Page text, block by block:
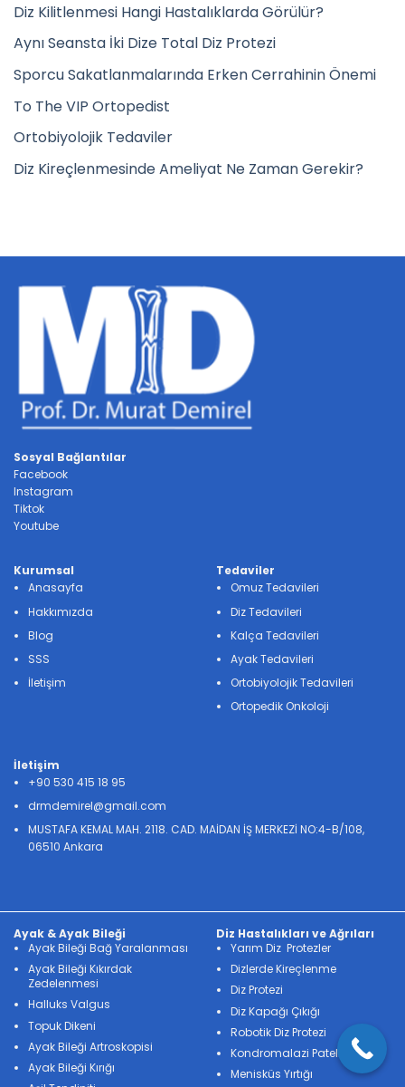
Diz Kilitlenmesi Hangi Hastalıklarda Görülür?
Aynı Seansta İki Dize Total Diz Protezi
Sporcu Sakatlanmalarında Erken Cerrahinin Önemi
To The VIP Ortopedist
Ortobiyolojik Tedaviler
Diz Kireçlenmesinde Ameliyat Ne Zaman Gerekir?
Sosyal Bağlantılar
Facebook
Instagram
Tiktok
Youtube
Kurumsal
Anasayfa
Hakkımızda
Blog
SSS
İletişim
Tedaviler
Omuz Tedavileri
Diz Tedavileri
Kalça Tedavileri
Ayak Tedavileri
Ortobiyolojik Tedavileri
Ortopedik Onkoloji
İletişim
+90 530 415 18 95
drmdemirel@gmail.com
MUSTAFA KEMAL MAH. 2118. CAD. MAİDAN İŞ MERKEZİ NO:4-B/108,
06510 Ankara
Ayak & Ayak Bileği
Ayak Bileği Bağ Yaralanması
Ayak Bileği Kıkırdak
Zedelenmesi
Halluks Valgus
Topuk Dikeni
Ayak Bileği Artroskopisi
Ayak Bileği Kırığı
Diz Hastalıkları ve Ağrıları
Yarım Diz Protezler
Dizlerde Kireçlenme
Diz Protezi
Diz Kapağı Çıkığı
Robotik Diz Protezi
Kondromalazi Patella
Menisküs Yırtığı